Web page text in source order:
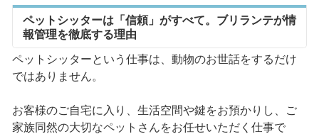
ペットシッターは「信頼」がすべて。ブリランテが情
報管理を徹底する理由
ペットシッターという仕事は、動物のお世話をするだけ
ではありません。
お客様のご自宅に入り、生活空間や鍵をお預かりし、ご
家族同然の大切なペットさんをお任せいただく仕事で